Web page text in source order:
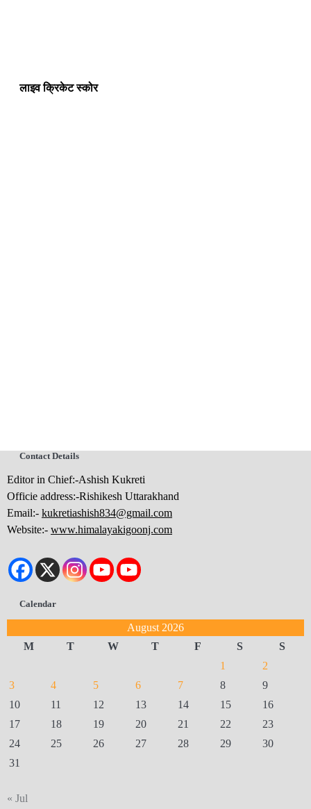
लाइव क्रिकेट स्कोर
Contact Details
Editor in Chief:-Ashish Kukreti
Officie address:-Rishikesh Uttarakhand
Email:- kukretiashish834@gmail.com
Website:- www.himalayakigoonj.com
Calendar
August 2026
M
T W T F S
S
1
2
3
4 5 6 7 8
9
10
11 12 13 14 15
16
17
18 19 20 21 22
23
24
25 26 27 28 29
30
31
« Jul